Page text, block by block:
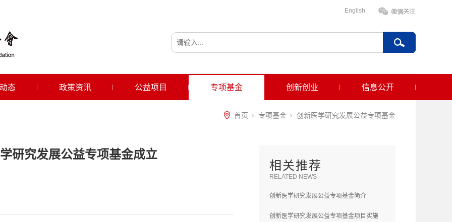
English
态 政策资讯 公益项目 专项基金 创新创业 信息公开
首页 专项基金 创新医学研究发展公益专项基金
研究发展公益专项基金成立
相关推荐
RELATED NEWS
创新医学研究发展公益专项基金简介
创新医学研究发展公益专项基金项目实施